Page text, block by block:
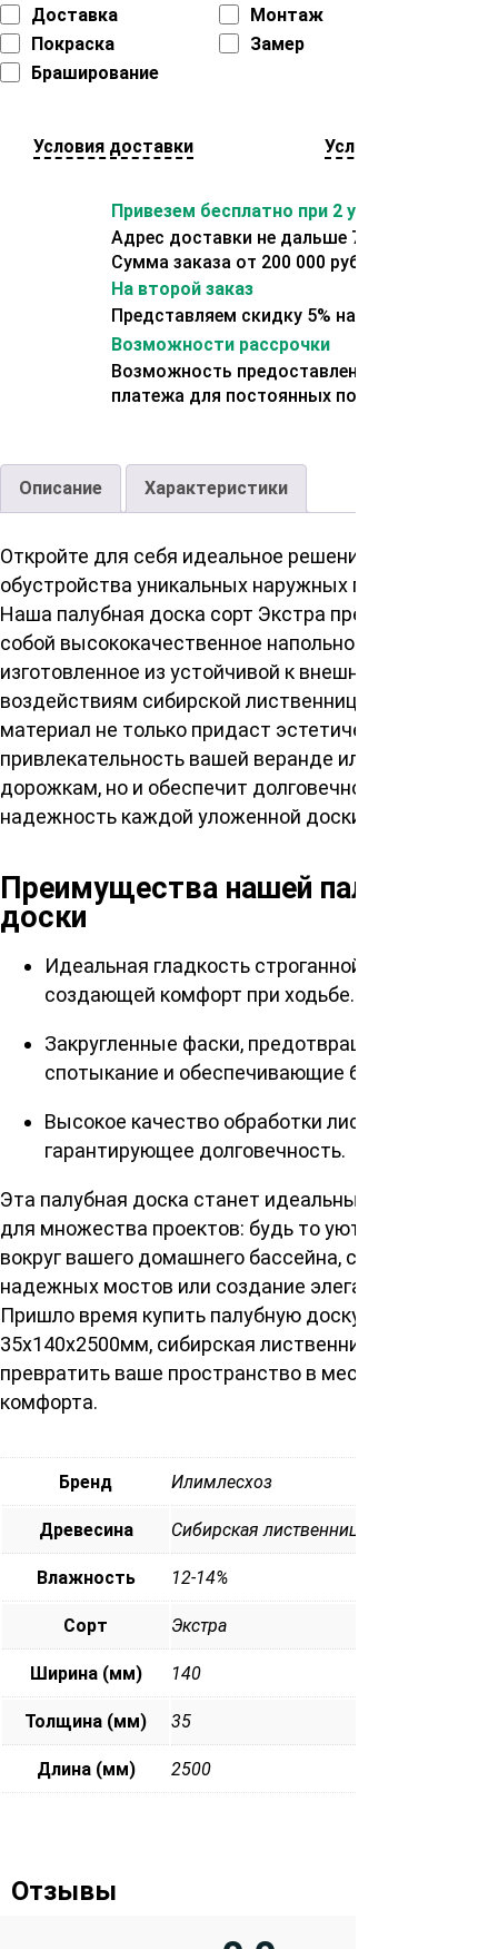
Доставка
Монтаж
Покраска
Замер
Браширование
Условия доставки Условия оплаты
Привезем бесплатно при 2 условиях:
Адрес доставки не дальше 70 км от склада.
Сумма заказа от 200 000 рублей.
На второй заказ
Представляем скидку 5% на второй заказ
Возможности рассрочки
Возможность предоставления отсрочки
платежа для постоянных покупателей.
Описание Характеристики
Откройте для себя идеальное решение для
обустройства уникальных наружных пространств.
Наша палубная доска сорт Экстра представляет
собой высококачественное напольное покрытие,
изготовленное из устойчивой к внешним
воздействиям сибирской лиственницы. Этот
материал не только придаст эстетическую
привлекательность вашей веранде или садовым
дорожкам, но и обеспечит долговечность и
надежность каждой уложенной доски.
Преимущества нашей палубной
доски
Идеальная гладкость строганной поверхности,
создающей комфорт при ходьбе.
Закругленные фаски, предотвращающие
спотыкание и обеспечивающие безопасность.
Высокое качество обработки лиственницы,
гарантирующее долговечность.
Эта палубная доска станет идеальным выбором
для множества проектов: будь то уютная обшивка
вокруг вашего домашнего бассейна, строительство
надежных мостов или создание элегантного пирса.
Пришло время купить палубную доску сорт Экстра
35х140х2500мм, сибирская лиственница и
превратить ваше пространство в место роскоши и
комфорта.
Бренд Илимлесхоз
Древесина Сибирская лиственница
Влажность 12-14%
Сорт Экстра
Ширина (мм) 140
Толщина (мм) 35
Длина (мм) 2500
Отзывы